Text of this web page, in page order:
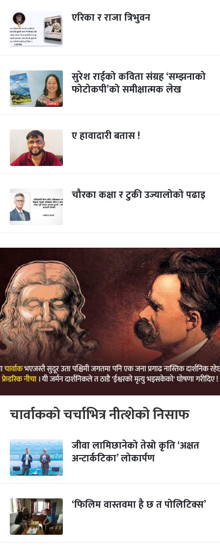
एरिका र राजा त्रिभुवन
सुरेश राईको कविता संग्रह ‘सम्झनाको
फोटोकपी’को समीक्षात्मक लेख
ए हावादारी बतास !
चौरका कक्षा र टुकी उज्यालोको पढाइ
चार्वाकको चर्चाभित्र नीत्शेको निसाफ
जीवा लामिछानेको तेस्रो कृति ‘अक्षत
अन्टार्कटिका’ लोकार्पण
‘फिलिम वास्तवमा है छ त पोलिटिक्स’